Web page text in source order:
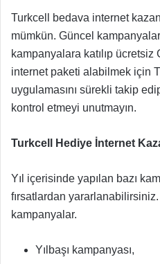
Turkcell bedava internet
mümkün. Güncel
kampanyalara katılıp
internet paketi alabilmek için
uygulamasını sürekli takip
kontrol etmeyi unutmayın.
Turkcell Hediye İnternet
Yıl içerisinde yapılan bazı
fırsatlardan yararlanabilirsiniz.
kampanyalar.
Yılbaşı kampanyası,